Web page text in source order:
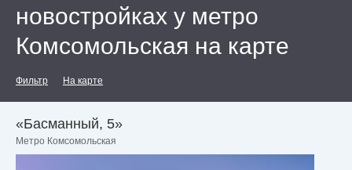
новостройках у метро
Комсомольская на карте
Фильтр На карте
«Басманный, 5»
Метро Комсомольская